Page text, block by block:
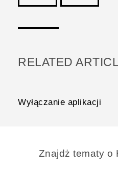
RELATED
Wyłączanie aplikacji
Znajdż tematy o